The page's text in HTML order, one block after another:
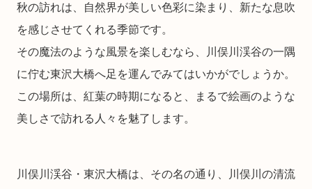
秋の訪れは、自然界が美しい色彩に染まり、新たな息吹
を感じさせてくれる季節です。
その魔法のような風景を楽しむなら、川俣川渓谷の一隅
に佇む東沢大橋へ足を運んでみてはいかがでしょうか。
この場所は、紅葉の時期になると、まるで絵画のような
美しさで訪れる人々を魅了します。
川俣川渓谷・東沢大橋は、その名の通り、川俣川の清流